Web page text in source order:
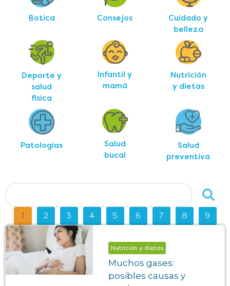
Botica Consejos
Cuidado y
belleza
Deporte y
salud
física
Infantil y
mamá
Nutrición
y dietas
Patologías
Salud
bucal
Salud
preventiva
1 2 3 4 5 6 7 8 9
Nutrición y dietas
Muchos gases:
posibles causas y